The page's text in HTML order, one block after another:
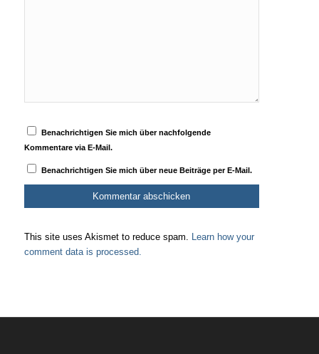
Benachrichtigen Sie mich über nachfolgende
Kommentare via E-Mail.
Benachrichtigen Sie mich über neue Beiträge per E-Mail.
This site uses Akismet to reduce spam. Learn how your
comment data is processed.